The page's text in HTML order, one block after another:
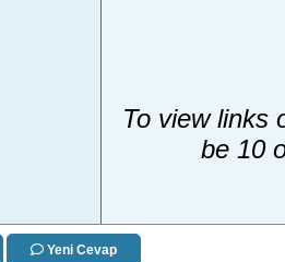
To view links
be 10
Yeni Cevap